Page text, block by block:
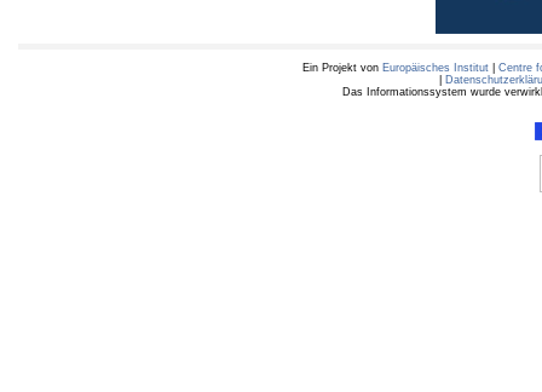
Ein Projekt von Europäisches Institut
Centre
Das Informationssystem wurde